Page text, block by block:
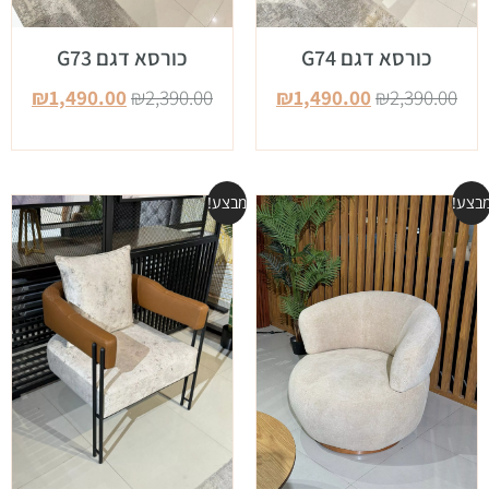
כורסא דגם G74
₪2,390.00
₪1,490.00
כורסא דגם G73
₪2,390.00
₪1,490.00
מבצע!